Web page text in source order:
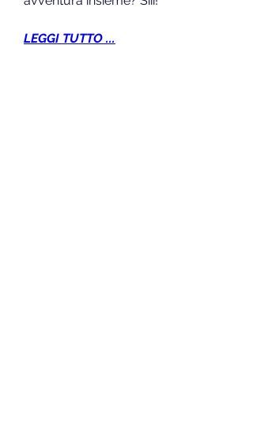
LEGGI TUTTO ...